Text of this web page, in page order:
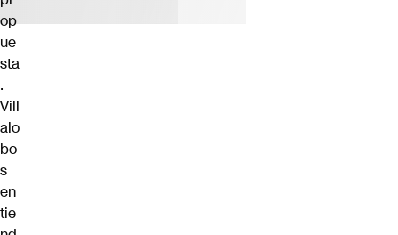
op
ue
sta
.
Vill
alo
bo
s
en
tie